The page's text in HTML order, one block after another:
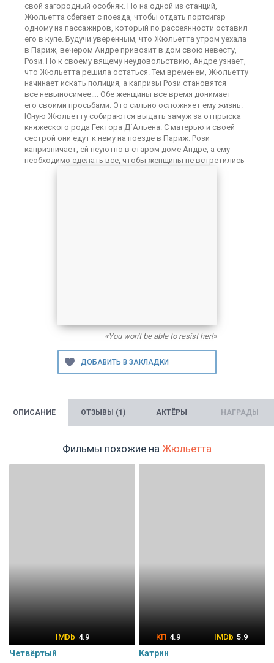
свой загородный особняк. Но на одной из станций,
Жюльетта сбегает с поезда, чтобы отдать портсигар
одному из пассажиров, который по рассеянности оставил
его в купе. Будучи уверенным, что Жюльетта утром уехала
в Париж, вечером Андре привозит в дом свою невесту,
Рози. Но к своему вящему неудовольствию, Андре узнает,
что Жюльетта решила остаться. Тем временем, Жюльетту
начинает искать полиция, а капризы Рози становятся
все невыносимее…. Обе женщины все время донимает
его своими просьбами. Это сильно осложняет ему жизнь.
Юную Жюльетту собираются выдать замуж за отпрыска
княжеского рода Гектора Д`Альена. С матерью и своей
сестрой они едут к нему на поезде в Париж. Рози
капризничает, ей неуютно в старом доме Андре, а ему
необходимо сделать все, чтобы женщины не встретились
«You won't be able to resist her!»
ОПИСАНИЕ ОТЗЫВЫ (1) АКТЁРЫ НАГРАДЫ
Фильмы похожие на Жюльетта
4.9
Четвёртый
4.9 5.9
Катрин